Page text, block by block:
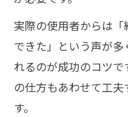
実際の使用者からは
できた」という声が
れるのが成功のコツ
の仕方もあわせて工
す。